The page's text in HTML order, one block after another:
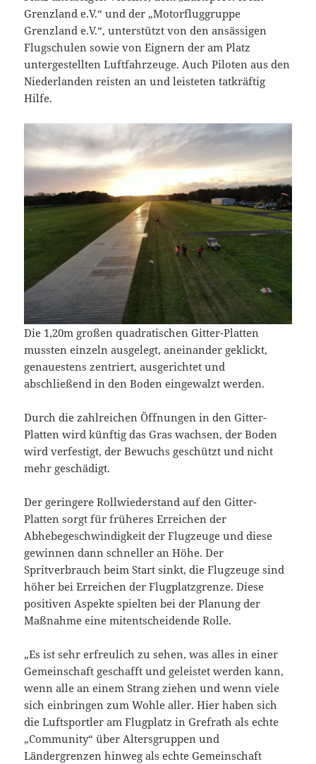
Grenzland e.V.“ und der „Motorfluggruppe
Grenzland e.V.“, unterstützt von den ansässigen
Flugschulen sowie von Eignern der am Platz
untergestellten Luftfahrzeuge. Auch Piloten aus den
Niederlanden reisten an und leisteten tatkräftig
Hilfe.
Die 1,20m großen quadratischen Gitter-Platten
mussten einzeln ausgelegt, aneinander geklickt,
genauestens zentriert, ausgerichtet und
abschließend in den Boden eingewalzt werden.
Durch die zahlreichen Öffnungen in den Gitter-
Platten wird künftig das Gras wachsen, der Boden
wird verfestigt, der Bewuchs geschützt und nicht
mehr geschädigt.
Der geringere Rollwiederstand auf den Gitter-
Platten sorgt für früheres Erreichen der
Abhebegeschwindigkeit der Flugzeuge und diese
gewinnen dann schneller an Höhe. Der
Spritverbrauch beim Start sinkt, die Flugzeuge sind
höher bei Erreichen der Flugplatzgrenze. Diese
positiven Aspekte spielten bei der Planung der
Maßnahme eine mitentscheidende Rolle.
„Es ist sehr erfreulich zu sehen, was alles in einer
Gemeinschaft geschafft und geleistet werden kann,
wenn alle an einem Strang ziehen und wenn viele
sich einbringen zum Wohle aller. Hier haben sich
die Luftsportler am Flugplatz in Grefrath als echte
„Community“ über Altersgruppen und
Ländergrenzen hinweg als echte Gemeinschaft